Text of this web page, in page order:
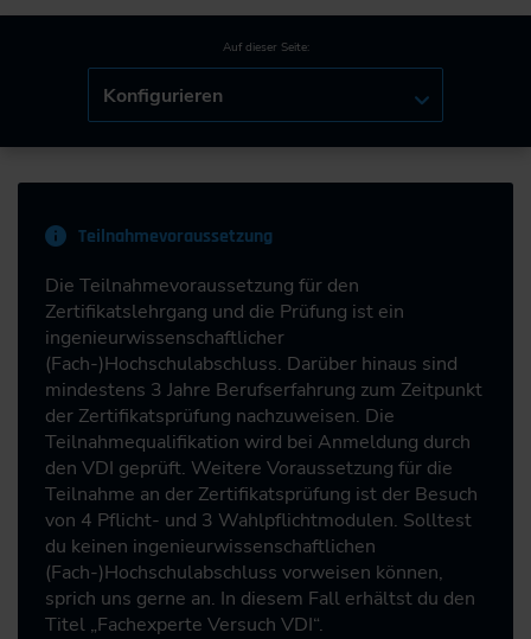
Auf dieser Seite:
Konfigurieren
Teilnahmevoraussetzung
Die Teilnahmevoraussetzung für den
Zertifikatslehrgang und die Prüfung ist ein
ingenieurwissenschaftlicher
(Fach-)Hochschulabschluss. Darüber hinaus sind
mindestens 3 Jahre Berufserfahrung zum Zeitpunkt
der Zertifikatsprüfung nachzuweisen. Die
Teilnahmequalifikation wird bei Anmeldung durch
den VDI geprüft. Weitere Voraussetzung für die
Teilnahme an der Zertifikatsprüfung ist der Besuch
von 4 Pflicht- und 3 Wahlpflichtmodulen. Solltest
du keinen ingenieurwissenschaftlichen
(Fach-)Hochschulabschluss vorweisen können,
sprich uns gerne an. In diesem Fall erhältst du den
Titel „Fachexperte Versuch VDI“.